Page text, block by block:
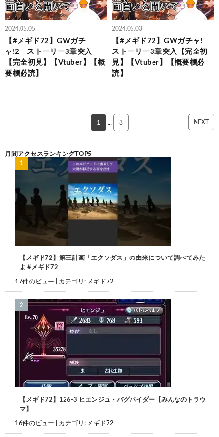
2024.05.05
【#メギド72】GWガチ
ャ!2 ストーリー3章突入
【完全初見】【Vtuber】【概
要欄必読】
2024.05.03
【#メギド72】GWガチャ!
ストーリー3章突入【完全初
見】【Vtuber】【概要欄必
読】
1 … 3 NEXT
月間アクセスランキングTOP5
【メギド72】第三計画「エクソダス」の由来について調べてみた
よ #メギド72
17件のビュー カテゴリ: メギド72
【メギド72】126-3 ヒエンジュ・バグパイダー【みんなのトラウ
マ】
16件のビュー カテゴリ: メギド72